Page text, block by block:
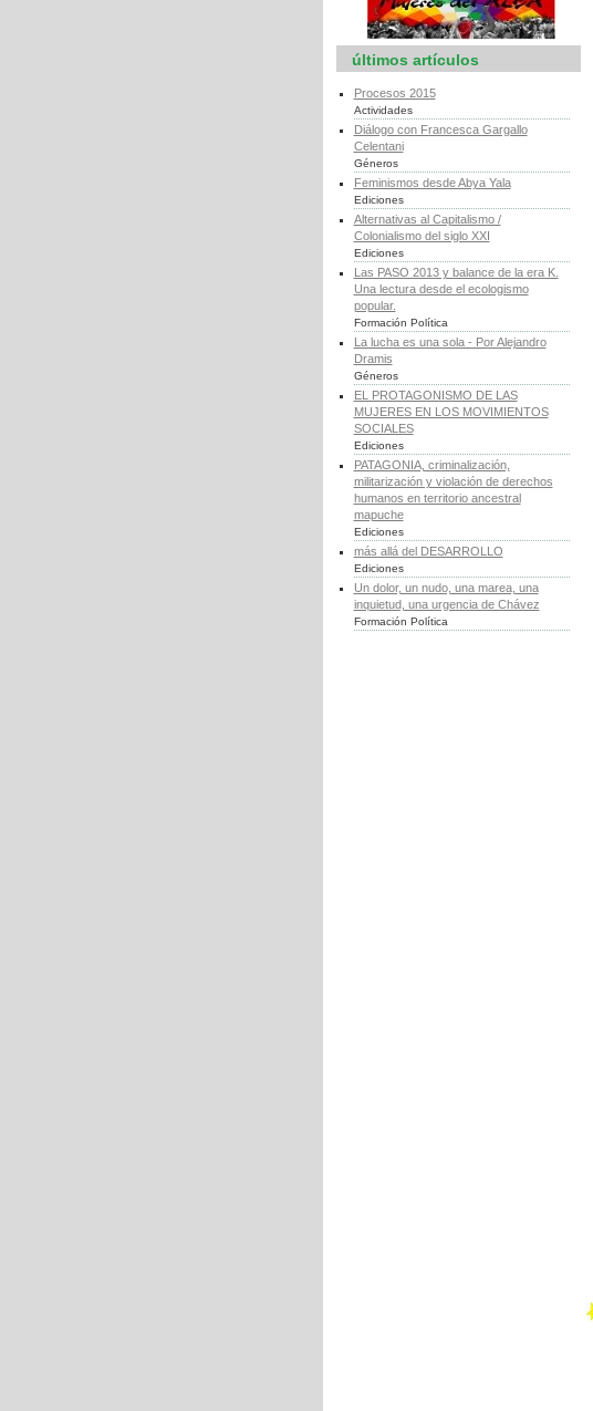
últimos artículos
Procesos 2015
Actividades
Diálogo con Francesca Gargallo
Celentani
Géneros
Feminismos desde Abya Yala
Ediciones
Alternativas al Capitalismo /
Colonialismo del siglo XXI
Ediciones
Las PASO 2013 y balance de la era K.
Una lectura desde el ecologismo
popular.
Formación Política
La lucha es una sola - Por Alejandro
Dramis
Géneros
EL PROTAGONISMO DE LAS
MUJERES EN LOS MOVIMIENTOS
SOCIALES
Ediciones
PATAGONIA, criminalización,
militarización y violación de derechos
humanos en territorio ancestral
mapuche
Ediciones
más allá del DESARROLLO
Ediciones
Un dolor, un nudo, una marea, una
inquietud, una urgencia de Chávez
Formación Política